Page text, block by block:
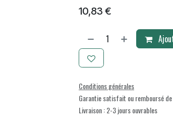
10,83 €
Conditions générales
Garantie satisfait ou remboursé
Livraison : 2-3 jours ouvrables